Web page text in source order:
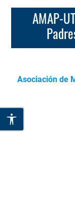
AMAP-UTP Asociación De Madres Y
Asociación de